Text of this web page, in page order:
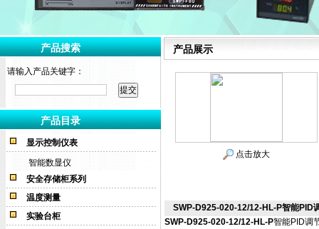
产品搜索
请输入产品关键字：
产品目录
显示控制仪表
智能数显仪
安全存储柜系列
温度测量
实验台柜
产品展示
点击放大
SWP-D925-020-12/12-HL-P智能PID
SWP-D925-020-12/12-HL-P智能PID调